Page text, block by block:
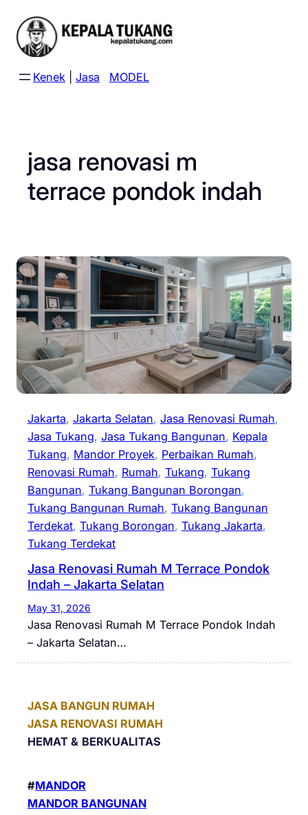
content
Kenek Jasa MODEL
jasa renovasi m
terrace pondok indah
Jakarta, Jakarta Selatan, Jasa Renovasi Rumah
Jasa Tukang, Jasa Tukang Bangunan, Kepala
Tukang, Mandor Proyek, Perbaikan Rumah
Renovasi Rumah, Rumah, Tukang, Tukang
Bangunan, Tukang Bangunan Borongan
Tukang Bangunan Rumah, Tukang Bangunan
Terdekat, Tukang Borongan, Tukang Jakarta
Tukang Terdekat
Jasa Renovasi Rumah M Terrace Pondok
Indah – Jakarta Selatan
May 31, 2026
Jasa Renovasi Rumah M Terrace Pondok Indah
– Jakarta Selatan…
JASA BANGUN RUMAH
JASA RENOVASI RUMAH
HEMAT & BERKUALITAS
#MANDOR
MANDOR BANGUNAN